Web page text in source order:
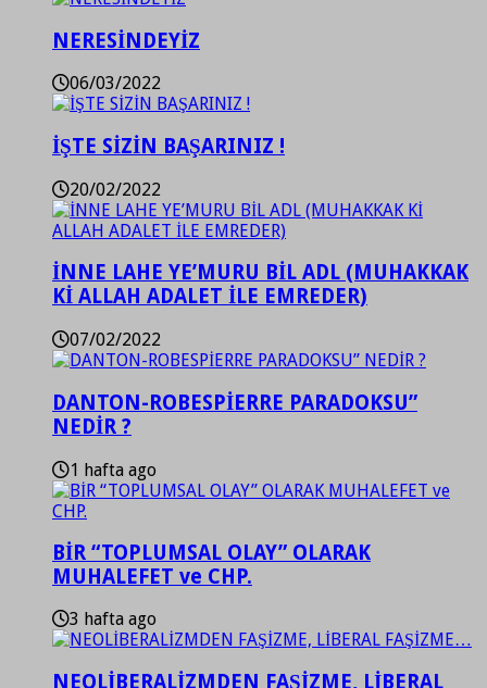
NERESİNDEYİZ
06/03/2022
İŞTE SİZİN BAŞARINIZ !
20/02/2022
İNNE LAHE YE’MURU BİL ADL (MUHAKKAK
Kİ ALLAH ADALET İLE EMREDER)
07/02/2022
DANTON-ROBESPİERRE PARADOKSU”
NEDİR ?
1 hafta ago
BİR “TOPLUMSAL OLAY” OLARAK
MUHALEFET ve CHP.
3 hafta ago
NEOLİBERALİZMDEN FAŞİZME, LİBERAL